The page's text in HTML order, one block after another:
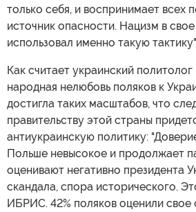
только себя, и воспринимает всех
источник опасности. Нацизм в
использовал именно такую
Как считает украинский
народная нелюбовь поляков к
достигла таких масштабов, что
правительству этой страны
антиукраинскую политику:
Польше невысокое и продолжает
оценивают негативно президента
скандала, спора исторического.
ИБРИС. 42% поляков оценили свое